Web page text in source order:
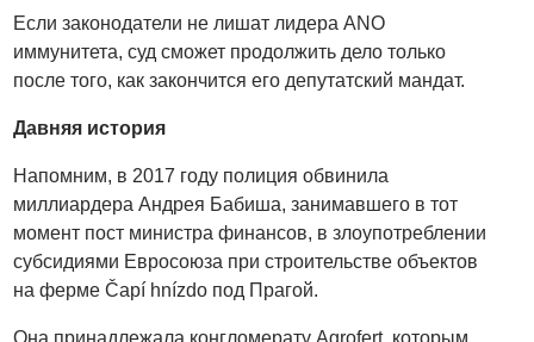
Если законодатели не лишат лидера ANO
иммунитета, суд сможет продолжить дело только
после того, как закончится его депутатский мандат.
Давняя история
Напомним, в 2017 году полиция обвинила
миллиардера Андрея Бабиша, занимавшего в тот
момент пост министра финансов, в злоупотреблении
субсидиями Евросоюза при строительстве объектов
на ферме Čapí hnízdo под Прагой.
Она принадлежала конгломерату Agrofert, которым